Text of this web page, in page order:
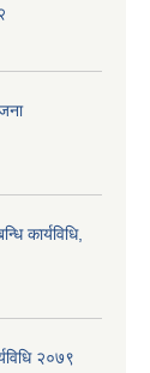
कार्यविधि,
२०७९